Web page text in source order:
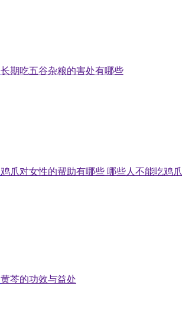
长期吃五谷杂粮的害处有哪些
鸡爪对女性的帮助有哪些 哪些人不能吃鸡爪
黄芩的功效与益处